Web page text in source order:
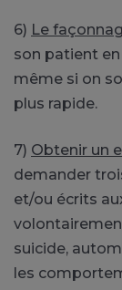
6) Le
son patient
même si on
plus rapide.
7) Obtenir un
demander
et/ou écrits
suicide,
les